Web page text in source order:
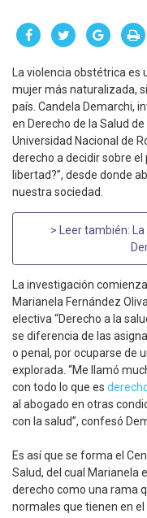
La violencia obstétrica
mujer más naturalizada,
país. Candela Demarchi,
en Derecho de la Salud
Universidad Nacional de
derecho a decidir sobre el
libertad?”, desde donde
nuestra sociedad.
> Leer también: La
La investigación
Marianela Fernández
electiva “Derecho a la
se diferencia de las
o penal, por ocuparse de
explorada. “Me llamó
con todo lo que es
al abogado en otras
con la salud”, confesó
Es así que se forma el
Salud, del cual Marianela
derecho como una rama
normales que tienen en